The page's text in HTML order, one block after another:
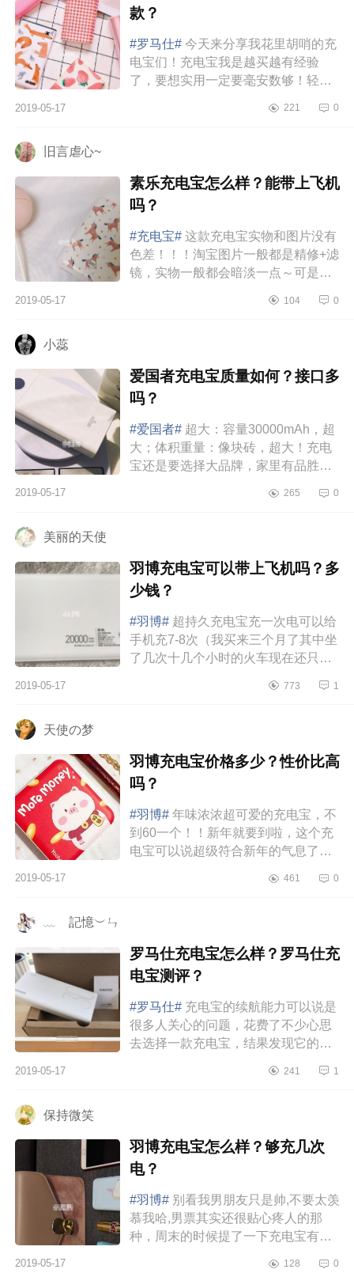
款？
#罗马仕# 今天来分享我花里胡哨的充
电宝们！充电宝我是越买越有经验
了，要想实用一定要毫安数够！轻
爱也很重要！这几个充电宝我觉得都
2019-05-17 221 0
旧言虐心~
​素乐充电宝怎么样？能带上飞机
吗？
#充电宝# 这款充电宝实物和图片没有
色差！！！淘宝图片一般都是精修+滤
镜，实物一般都会暗淡一点～可是这
好看！！！大小的话，以我手机...
2019-05-17 104 0
小蕊
爱国者充电宝质量如何？接口多
吗？
#爱国者# 超大：容量30000mAh，超
大；体积重量：像块砖，超大！充电
宝还是要选择大品牌，家里有品胜、
充电宝就不够我和老公两个人用
2019-05-17 265 0
美丽的天使
羽博充电宝可以带上飞机吗？多
少钱？
#羽博# 超持久充电宝充一次电可以给
手机充7-8次（我买来三个月了其中坐
了几次十几个小时的火车现在还只充
不感叹它的持久性）白色简约款...
2019-05-17 773 1
天使の梦
羽博充电宝价格多少？性价比高
吗？
#羽博# 年味浓浓超可爱的充电宝，不
到60一个！！新年就要到啦，这个充
电宝可以说超级符合新年的气息了～
刻在祈愿，颜值超高！而且重点...
2019-05-17 461 0
﹏ゞ記憶︶ㄣ
罗马仕充电宝怎么样？罗马仕充
电宝测评？
#罗马仕# 充电宝的续航能力可以说是
很多人关心的问题，花费了不少心思
去选择一款充电宝，结果发现它的续
在购买的时候，适当的选择一些品...
2019-05-17 241 1
保持微笑
羽博充电宝怎么样？够充几次
电？
#羽博# 别看我男朋友只是帅,不要太羡
慕我哈,男票其实还很贴心疼人的那
种，周末的时候提了一下充电宝有点
2019-05-17 128 0